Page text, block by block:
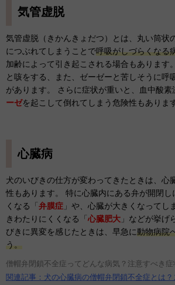
気管虚脱
気管虚脱（きかんきょだつ）とは、丸い筒状
につぶれてしまうことで呼吸がしづらくなる
加齢によって引き起こされる場合もあります
と咳をする、また、ゼーゼーと苦しそうに呼
があります。 さらに症状が重いと、血中酸素
ーゼを起こして倒れてしまう危険性もあり
心臓病
犬のいびきの仕方が変わってきたときは、心
性もあります。 特に心臓内にある弁が開閉し
くなる「 弁膜症 」や、心臓が大きくなってし
きわたりにくくなる「 心臓肥大 」などが挙げ
びきに異変を感じたときは、早急に動物病院
う。
僧帽弁閉鎖不全症ってどんな病気？注意すべき
関連記事：犬の心臓病の僧帽弁閉鎖不全症とは